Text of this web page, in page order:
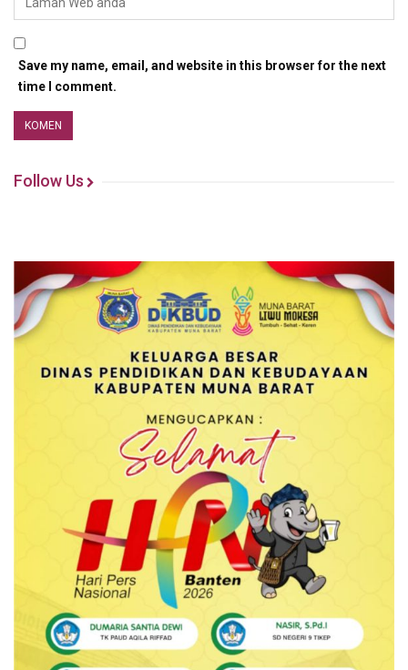
Save my name, email, and website in this browser for the next
time I comment.
Follow Us